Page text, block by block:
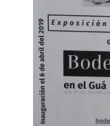
Sergio
Crespo(Griffo)
GUÁ